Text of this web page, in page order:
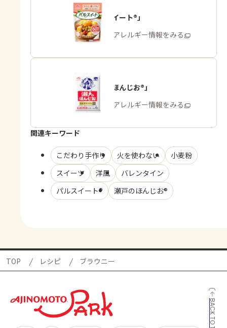
「パルスイート®」
商品・アレルギー情報をみる
「瀬戸のほんじお®」
商品・アレルギー情報をみる
関連キーワード
こだわり手作り 火を使わない
小麦粉
スイーツ
洋風
バレンタイン
パルスイート®
瀬戸のほんじお®
TOP レシピ ブラウニー
BACK TO TOP